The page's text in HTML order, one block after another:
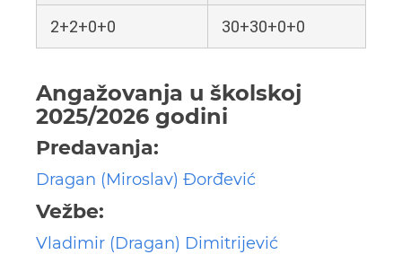
2+2+0+0 30+30+0+0
Angažovanja u školskoj
2025/2026 godini
Predavanja:
Dragan (Miroslav) Đorđević
Vežbe:
Vladimir (Dragan) Dimitrijević